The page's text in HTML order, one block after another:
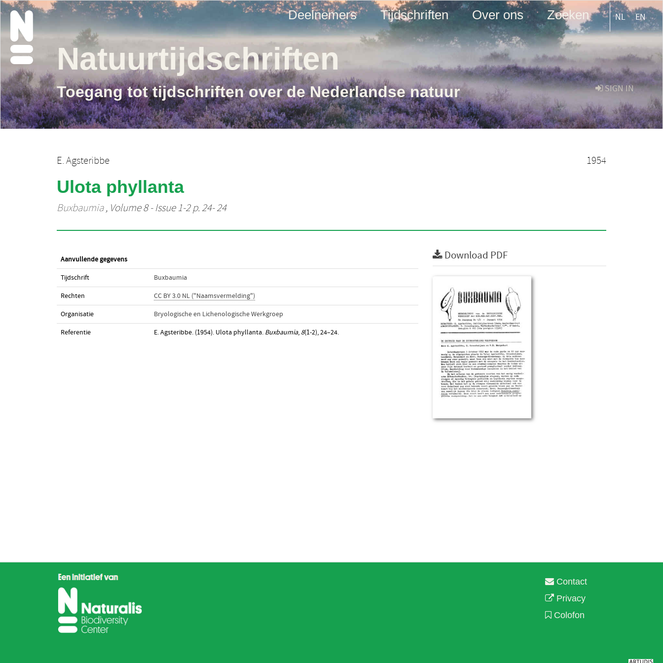
Deelnemers Tijdschriften Over ons Zoeken NL EN
SIGN IN
Natuurtijdschriften
Toegang tot tijdschriften over de Nederlandse natuur
E. Agsteribbe 1954
Ulota phyllanta
Buxbaumia, Volume 8 - Issue 1-2 p. 24- 24
Aanvullende gegevens
Tijdschrift Buxbaumia
Rechten CC BY 3.0 NL ("Naamsvermelding")
Organisatie Bryologische en Lichenologische Werkgroep
Referentie E. Agsteribbe. (1954). Ulota phyllanta. Buxbaumia, 8(1-2), 24–24.
Download PDF
Contact
Privacy
Colofon